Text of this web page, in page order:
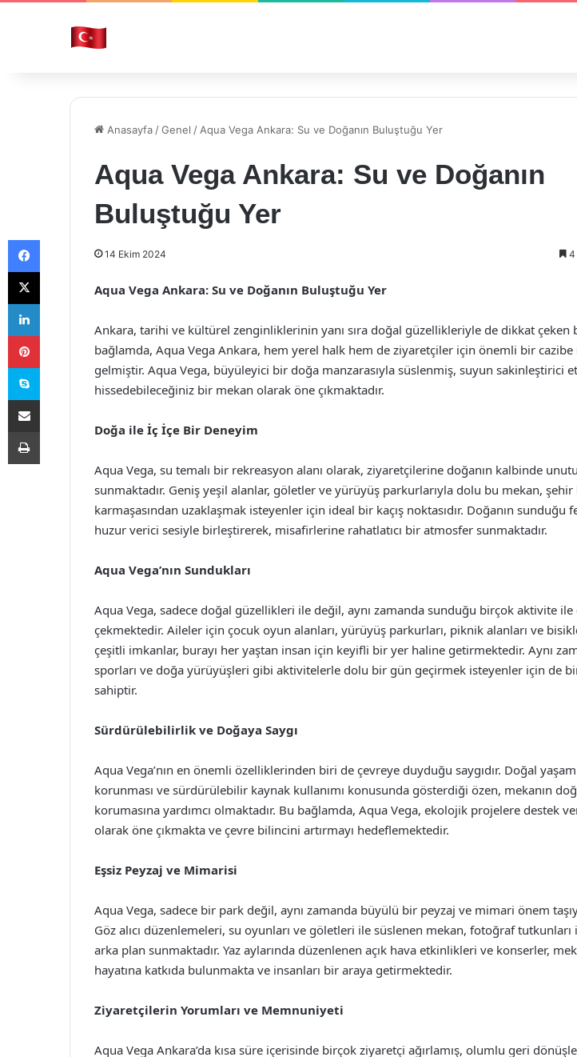
Anasayfa /Genel / Aqua Vega Ankara: Su ve Doğanın Buluştuğu Yer
Aqua Vega Ankara: Su ve Doğanın
Buluştuğu Yer
14 Ekim 2024 4
Aqua Vega Ankara: Su ve Doğanın Buluştuğu Yer
Ankara, tarihi ve kültürel zenginliklerinin yanı sıra doğal güzellikleriyle de dikkat çeken
bağlamda, Aqua Vega Ankara, hem yerel halk hem de ziyaretçiler için önemli bir
gelmiştir. Aqua Vega, büyüleyici bir doğa manzarasıyla süslenmiş, suyun sakinleştirici
hissedebileceğiniz bir mekan olarak öne çıkmaktadır.
Doğa ile İç İçe Bir Deneyim
Aqua Vega, su temalı bir rekreasyon alanı olarak, ziyaretçilerine doğanın kalbinde
sunmaktadır. Geniş yeşil alanlar, göletler ve yürüyüş parkurlarıyla dolu bu mekan, şehir
karmaşasından uzaklaşmak isteyenler için ideal bir kaçış noktasıdır. Doğanın sunduğu
huzur verici sesiyle birleştirerek, misafirlerine rahatlatıcı bir atmosfer sunmaktadır.
Aqua Vega’nın Sundukları
Aqua Vega, sadece doğal güzellikleri ile değil, aynı zamanda sunduğu birçok aktivite
çekmektedir. Aileler için çocuk oyun alanları, yürüyüş parkurları, piknik alanları ve
çeşitli imkanlar, burayı her yaştan insan için keyifli bir yer haline getirmektedir. Aynı
sporları ve doğa yürüyüşleri gibi aktivitelerle dolu bir gün geçirmek isteyenler için de
sahiptir.
Sürdürülebilirlik ve Doğaya Saygı
Aqua Vega’nın en önemli özelliklerinden biri de çevreye duyduğu saygıdır. Doğal yaşam
korunması ve sürdürülebilir kaynak kullanımı konusunda gösterdiği özen, mekanın
korumasına yardımcı olmaktadır. Bu bağlamda, Aqua Vega, ekolojik projelere destek
olarak öne çıkmakta ve çevre bilincini artırmayı hedeflemektedir.
Eşsiz Peyzaj ve Mimarisi
Aqua Vega, sadece bir park değil, aynı zamanda büyülü bir peyzaj ve mimari önem
Göz alıcı düzenlemeleri, su oyunları ve göletleri ile süslenen mekan, fotoğraf
arka plan sunmaktadır. Yaz aylarında düzenlenen açık hava etkinlikleri ve konserler,
hayatına katkıda bulunmakta ve insanları bir araya getirmektedir.
Ziyaretçilerin Yorumları ve Memnuniyeti
Aqua Vega Ankara’da kısa süre içerisinde birçok ziyaretçi ağırlamış, olumlu geri
Facebook
X
LinkedIn
Pinterest
Skype
E-Posta ile paylaş